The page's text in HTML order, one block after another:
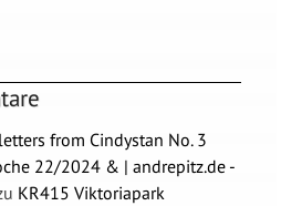
from Cindystan No. 3
22/2024 & | andrepitz.de -
KR415 Viktoriapark